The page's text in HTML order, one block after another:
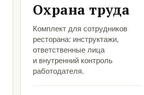
Охрана труда
Комплект для сотрудников
ресторана: инструктажи,
ответственные лица
и внутренний контроль
работодателя.